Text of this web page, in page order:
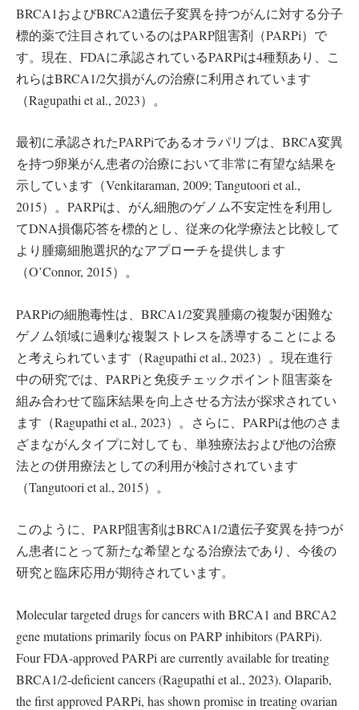
BRCA1およびBRCA2遺伝子変異を持つがんに対する分子
標的薬で注目されているのはPARP阻害剤（PARPi）で
す。現在、FDAに承認されているPARPiは4種類あり、こ
れらはBRCA1/2欠損がんの治療に利用されています
（Ragupathi et al., 2023）。
最初に承認されたPARPiであるオラパリブは、BRCA変異
を持つ卵巣がん患者の治療において非常に有望な結果を
示しています（Venkitaraman, 2009; Tangutoori et al.,
2015）。PARPiは、がん細胞のゲノム不安定性を利用し
てDNA損傷応答を標的とし、従来の化学療法と比較して
より腫瘍細胞選択的なアプローチを提供します
（O’Connor, 2015）。
PARPiの細胞毒性は、BRCA1/2変異腫瘍の複製が困難な
ゲノム領域に過剰な複製ストレスを誘導することによる
と考えられています（Ragupathi et al., 2023）。現在進行
中の研究では、PARPiと免疫チェックポイント阻害薬を
組み合わせて臨床結果を向上させる方法が探求されてい
ます（Ragupathi et al., 2023）。さらに、PARPiは他のさま
ざまながんタイプに対しても、単独療法および他の治療
法との併用療法としての利用が検討されています
（Tangutoori et al., 2015）。
このように、PARP阻害剤はBRCA1/2遺伝子変異を持つが
ん患者にとって新たな希望となる治療法であり、今後の
研究と臨床応用が期待されています。
Molecular targeted drugs for cancers with BRCA1 and BRCA2
gene mutations primarily focus on PARP inhibitors (PARPi).
Four FDA-approved PARPi are currently available for treating
BRCA1/2-deficient cancers (Ragupathi et al., 2023). Olaparib,
the first approved PARPi, has shown promise in treating ovarian